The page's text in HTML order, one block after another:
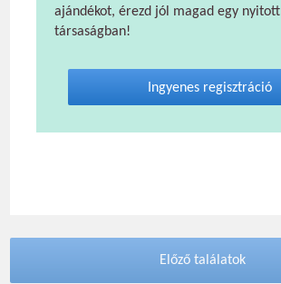
ajándékot, érezd jól magad egy nyitott
társaságban!
Ingyenes regisztráció
Előző találatok